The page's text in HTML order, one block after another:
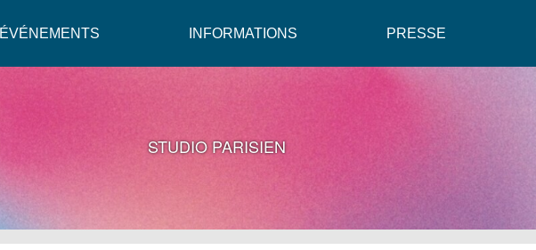
ÉVÉNEMENTS INFORMATIONS PRESSE
STUDIO PARISIEN